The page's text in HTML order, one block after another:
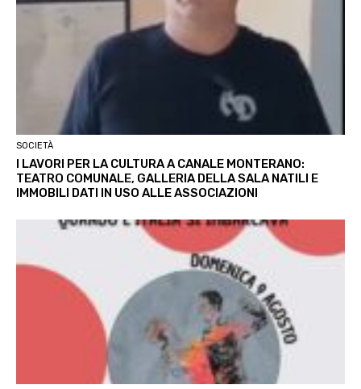
SOCIETÀ
I LAVORI PER LA CULTURA A CANALE MONTERANO:
TEATRO COMUNALE, GALLERIA DELLA SALA NATILI E
IMMOBILI DATI IN USO ALLE ASSOCIAZIONI